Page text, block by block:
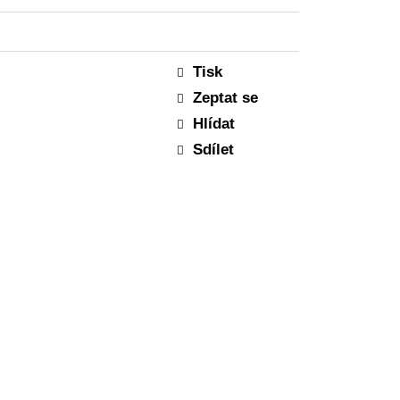
Tisk
Zeptat se
Hlídat
Sdílet